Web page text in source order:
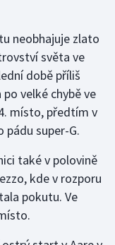
neobhajuje zlato
světa ve
době příliš
velké chybě ve
místo, předtím v
super-G.
také v polovině
kde v rozporu
pokutu. Ve